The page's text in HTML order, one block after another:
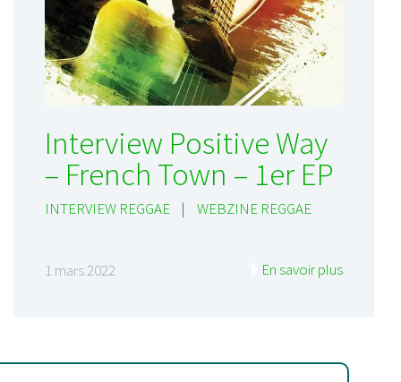
Interview Positive Way
– French Town – 1er EP
INTERVIEW REGGAE | WEBZINE REGGAE
1 mars 2022 En savoir plus